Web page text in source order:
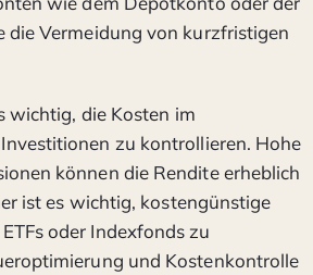
die Vermeidung von kurzfristigen
wichtig, die Kosten im
zu kontrollieren. Hohe
können die Rendite erheblich
ist es wichtig, kostengünstige
oder Indexfonds zu
und Kostenkontrolle